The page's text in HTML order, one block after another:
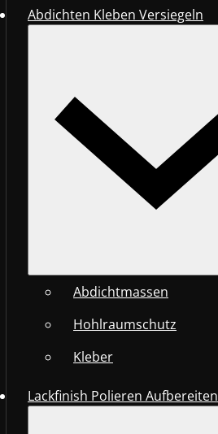
Abdichten Kleben Versiegeln
Abdichtmassen
Hohlraumschutz
Kleber
Lackfinish Polieren Aufbereiten